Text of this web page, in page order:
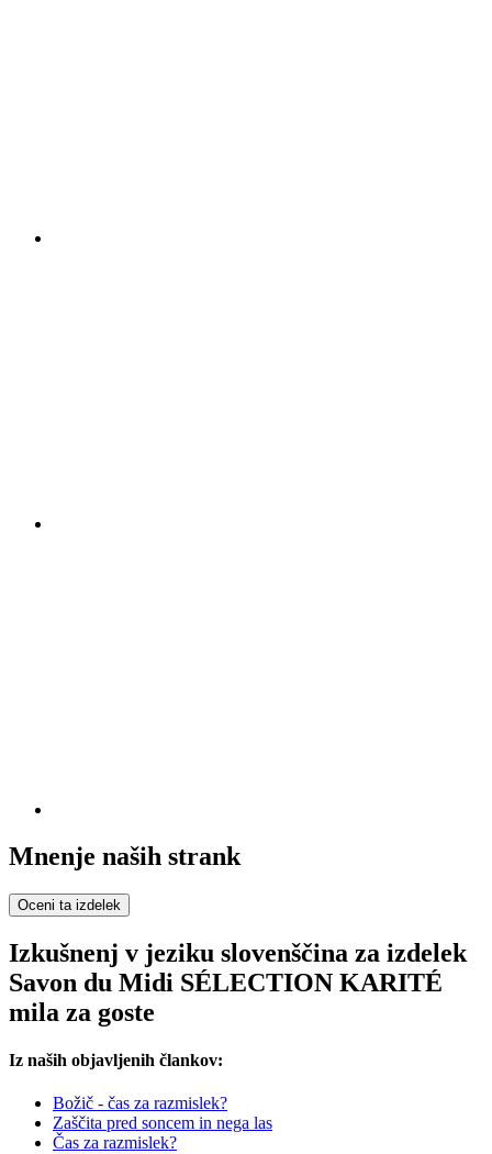
Mnenje naših strank
Oceni ta izdelek
Izkušnenj v jeziku slovenščina za izdelek
Savon du Midi SÉLECTION KARITÉ
mila za goste
Iz naših objavljenih člankov:
Božič - čas za razmislek?
Zaščita pred soncem in nega las
Čas za razmislek?